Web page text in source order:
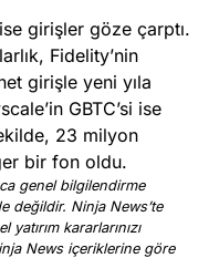
girişler göze çarptı.
Fidelity’nin
girişle yeni yıla
GBTC’si ise
23 milyon
bir fon oldu.
genel bilgilendirme
değildir. Ninja News’te
kararlarınızı
News içeriklerine göre